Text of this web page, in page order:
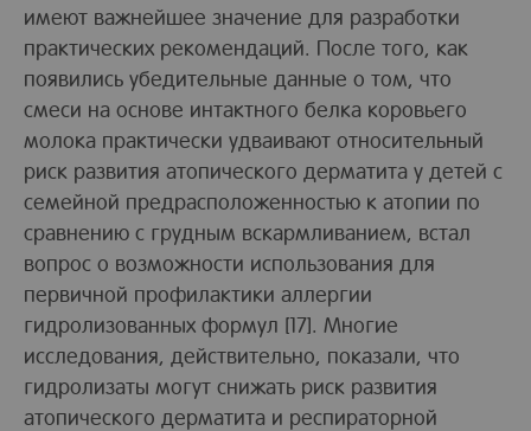
имеют важнейшее значение для разработки
практических рекомендаций. После того, как
появились убедительные данные о том, что
смеси на основе интактного белка коровьего
молока практически удваивают относительный
риск развития атопического дерматита у детей с
семейной предрасположенностью к атопии по
сравнению с грудным вскармливанием, встал
вопрос о возможности использования для
первичной профилактики аллергии
гидролизованных формул [17]. Многие
исследования, действительно, показали, что
гидролизаты могут снижать риск развития
атопического дерматита и респираторной